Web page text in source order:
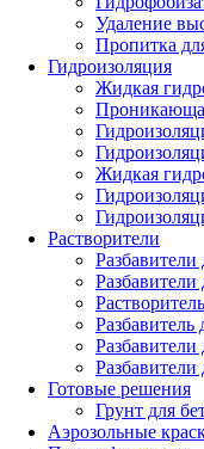
Удаление
Пропитка
Гидроизоляция
Жидкая
Жидкая
Растворители
Разбавитель
Разбавители
Разбавители
Готовые решения
Грунт для
Аэрозольные